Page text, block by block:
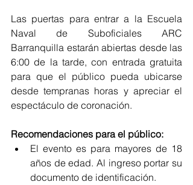
Las puertas para entrar a la Escuela
Naval de Suboficiales ARC
Barranquilla estarán abiertas desde las
6:00 de la tarde, con entrada gratuita
para que el público pueda ubicarse
desde tempranas horas y apreciar el
espectáculo de coronación.
Recomendaciones para el público:
El evento es para mayores de 18
años de edad. Al ingreso portar su
documento de identificación.